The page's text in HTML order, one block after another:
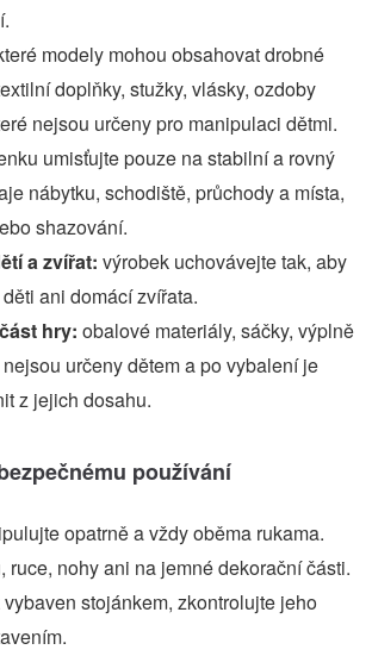
modely mohou obsahovat drobné
doplňky, stužky, vlásky, ozdoby
nejsou určeny pro manipulaci dětmi.
umisťujte pouze na stabilní a rovný
nábytku, schodiště, průchody a místa,
shazování.
a zvířat: výrobek uchovávejte tak, aby
ani domácí zvířata.
hry: obalové materiály, sáčky, výplně
určeny dětem a po vybalení je
z jejich dosahu.
používání
opatrně a vždy oběma rukama.
ruce, nohy ani na jemné dekorační části.
stojánkem, zkontrolujte jeho